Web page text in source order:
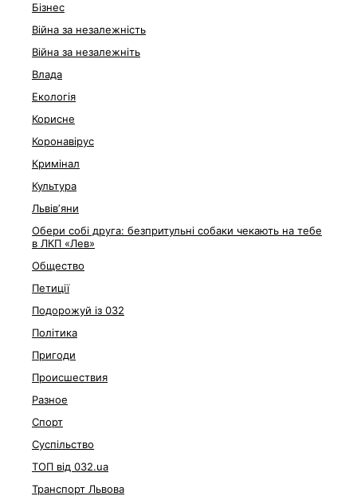
Бізнес
Війна за незалежність
Війна за незалежніть
Влада
Екологія
Корисне
Коронавірус
Кримінал
Культура
Львівʼяни
Обери собі друга: безпритульні собаки чекають на тебе
в ЛКП «Лев»
Общество
Петиції
Подорожуй із 032
Політика
Пригоди
Происшествия
Разное
Спорт
Суспільство
ТОП від 032.ua
Транспорт Львова